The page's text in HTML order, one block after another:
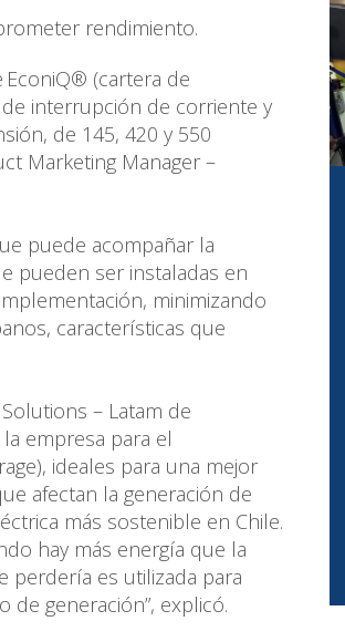
rendimiento.
(cartera de
interrupción de corriente y
de 145, 420 y 550
Marketing Manager –
puede acompañar la
pueden ser instaladas en
minimizando
características que
– Latam de
empresa para el
ideales para una mejor
afectan la generación de
más sostenible en Chile.
hay más energía que la
perdería es utilizada para
generación”, explicó.